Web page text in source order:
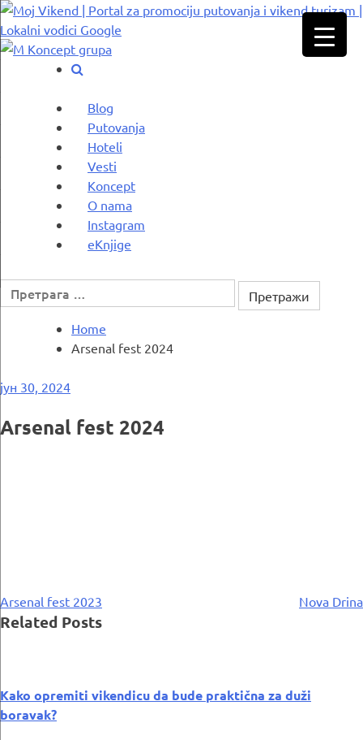
Skip
to
content
Blog
Putovanja
Hoteli
Vesti
Koncept
O nama
Instagram
eKnjige
Претрага
за:
Home
Arsenal fest 2024
јун 30, 2024
Arsenal fest 2024
Кретање
чланка
Arsenal fest 2023 Nova Drina
Related Posts
Kako opremiti vikendicu da bude praktična za duži
boravak?